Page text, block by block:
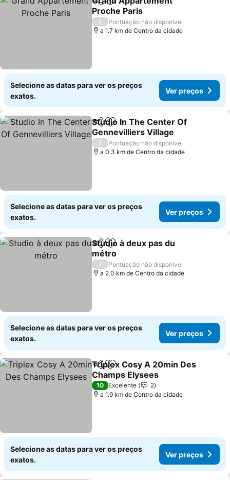
PartilharAdicionar aos favoritos
Proche Paris
Ver preços
/
Pontuação não disponível
a 1.7 km de Centro da cidade
Selecione as datas para ver os preços
exatos.
Ver preços
PartilharAdicionar aos favoritos
Studio In The Center Of
Gennevilliers Village
Ver preços
/
Pontuação não disponível
a 0.3 km de Centro da cidade
Selecione as datas para ver os preços
exatos.
Ver preços
PartilharAdicionar aos favoritos
Studio à deux pas du
métro
Ver preços
/
Pontuação não disponível
a 2.0 km de Centro da cidade
Selecione as datas para ver os preços
exatos.
Ver preços
PartilharAdicionar aos favoritos
Triplex Cosy A 20min Des
Champs Elysees
Ver preços
10 Excelente
2
a 1.9 km de Centro da cidade
Selecione as datas para ver os preços
exatos.
Ver preços